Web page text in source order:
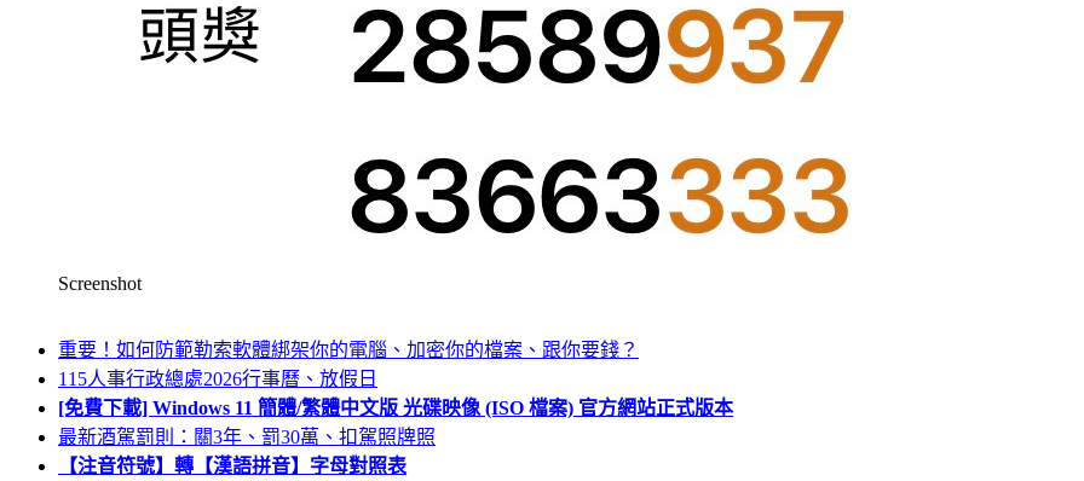
Screenshot
重要！如何防範勒索軟體綁架你的電腦、加密你的檔案、跟你要錢？
115人事行政總處2026行事曆、放假日
[免費下載] Windows 11 簡體/繁體中文版 光碟映像 (ISO 檔案) 官方網站正式版本
最新酒駕罰則：關3年、罰30萬、扣駕照牌照
【注音符號】轉【漢語拼音】字母對照表